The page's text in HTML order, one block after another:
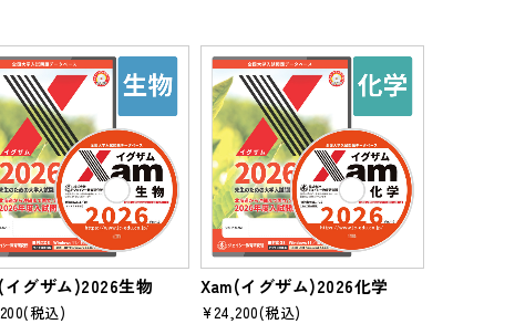
イグザム)2026生物
(税込)
Xam(イグザム)2026化学
¥24,200(税込)